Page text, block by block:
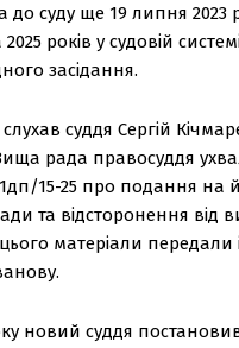
суду ще 19 липня 2023
років у судовій
засідання.
суддя Сергій
рада правосуддя
15-25 про подання на
та відсторонення від
цього матеріали
новий суддя